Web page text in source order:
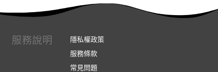
服務說明
隱私權政策
服務條款
常見問題